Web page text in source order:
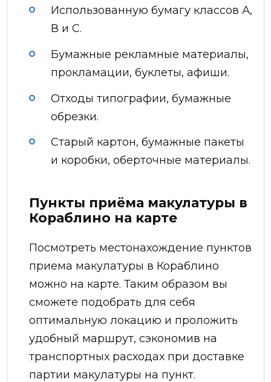
Использованную бумагу классов А,
В и С.
Бумажные рекламные материалы,
прокламации, буклеты, афиши.
Отходы типографии, бумажные
обрезки.
Старый картон, бумажные пакеты
и коробки, оберточные материалы.
Пункты приёма макулатуры в
Кораблино на карте
Посмотреть местонахождение пунктов
приема макулатуры в Кораблино
можно на карте. Таким образом вы
сможете подобрать для себя
оптимальную локацию и проложить
удобный маршрут, сэкономив на
транспортных расходах при доставке
партии макулатуры на пункт.